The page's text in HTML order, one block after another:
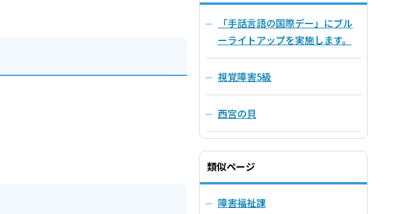
「手話言語の国際デー」にブル
ーライトアップを実施します。
視覚障害5級
西宮の貝
類似ページ
障害福祉課